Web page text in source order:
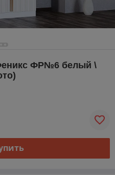
ФР№6 белый \